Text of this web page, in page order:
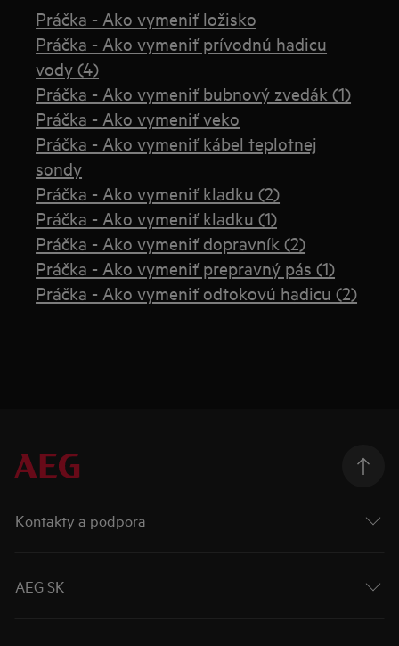
Práčka - Ako vymeniť ložisko
Práčka - Ako vymeniť prívodnú hadicu
vody (4)
Práčka - Ako vymeniť bubnový zvedák (1)
Práčka - Ako vymeniť veko
Práčka - Ako vymeniť kábel teplotnej
sondy
Práčka - Ako vymeniť kladku (2)
Práčka - Ako vymeniť kladku (1)
Práčka - Ako vymeniť dopravník (2)
Práčka - Ako vymeniť prepravný pás (1)
Práčka - Ako vymeniť odtokovú hadicu (2)
Kontakty a podpora
AEG SK